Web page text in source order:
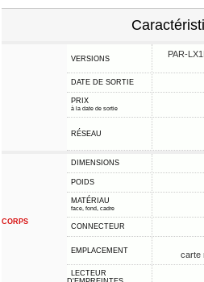
VERSIONS
PAR-
DATE DE SORTIE
PRIX
à la date de sortie
RÉSEAU
CORPS
DIMENSIONS
POIDS
MATÉRIAU
face, fond, cadre
CONNECTEUR
EMPLACEMENT
carte
LECTEUR